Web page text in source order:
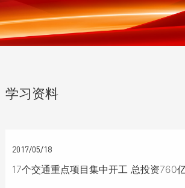
学习资料
2017/05/18
17个交通重点项目集中开工 总投资760